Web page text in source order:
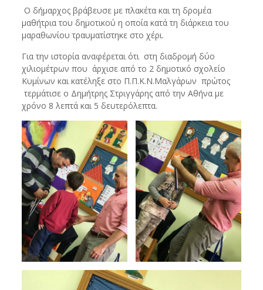
Ο δήμαρχος βράβευσε με πλακέτα και τη δρομέα
μαθήτρια του δημοτικού η οποία κατά τη διάρκεια του
μαραθωνίου τραυματίστηκε στο χέρι.
Για την ιστορία αναφέρεται ότι στη διαδρομή δύο
χιλιομέτρων που άρχισε από το 2 δημοτικό σχολείο
Κυμίνων και κατέληξε στο Π.Π.Κ.Ν.Μαλγάρων πρώτος
τερμάτισε ο Δημήτρης Στριγγάρης από την Αθήνα με
χρόνο 8 λεπτά και 5 δευτερόλεπτα.